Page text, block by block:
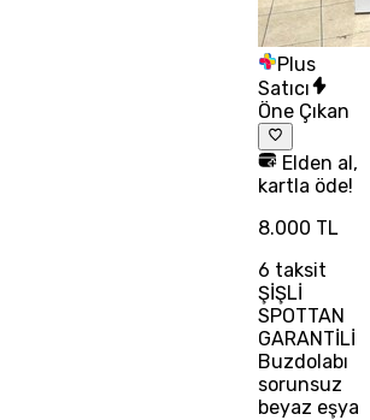
Plus
Satıcı
Öne Çıkan
Elden al,
kartla öde!
8.000 TL
6 taksit
ŞİŞLİ
SPOTTAN
GARANTİLİ
Buzdolabı
sorunsuz
beyaz eşya